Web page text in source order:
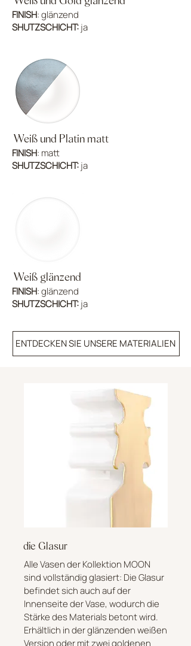
FINISH: glänzend
SHUTZSCHICHT:ja
Weiß und Platin matt
FINISH: matt
SHUTZSCHICHT:ja
Weiß glänzend
FINISH: glänzend
SHUTZSCHICHT:ja
ENTDECKEN SIE UNSERE MATERIALIEN
die Glasur
Alle Vasen der Kollektion MOON
sind vollständig glasiert: Die Glasur
befindet sich auch auf der
Innenseite der Vase, wodurch die
Stärke des Materials betont wird.
Erhältlich in der glänzenden weißen
Version oder mit zwei goldenen